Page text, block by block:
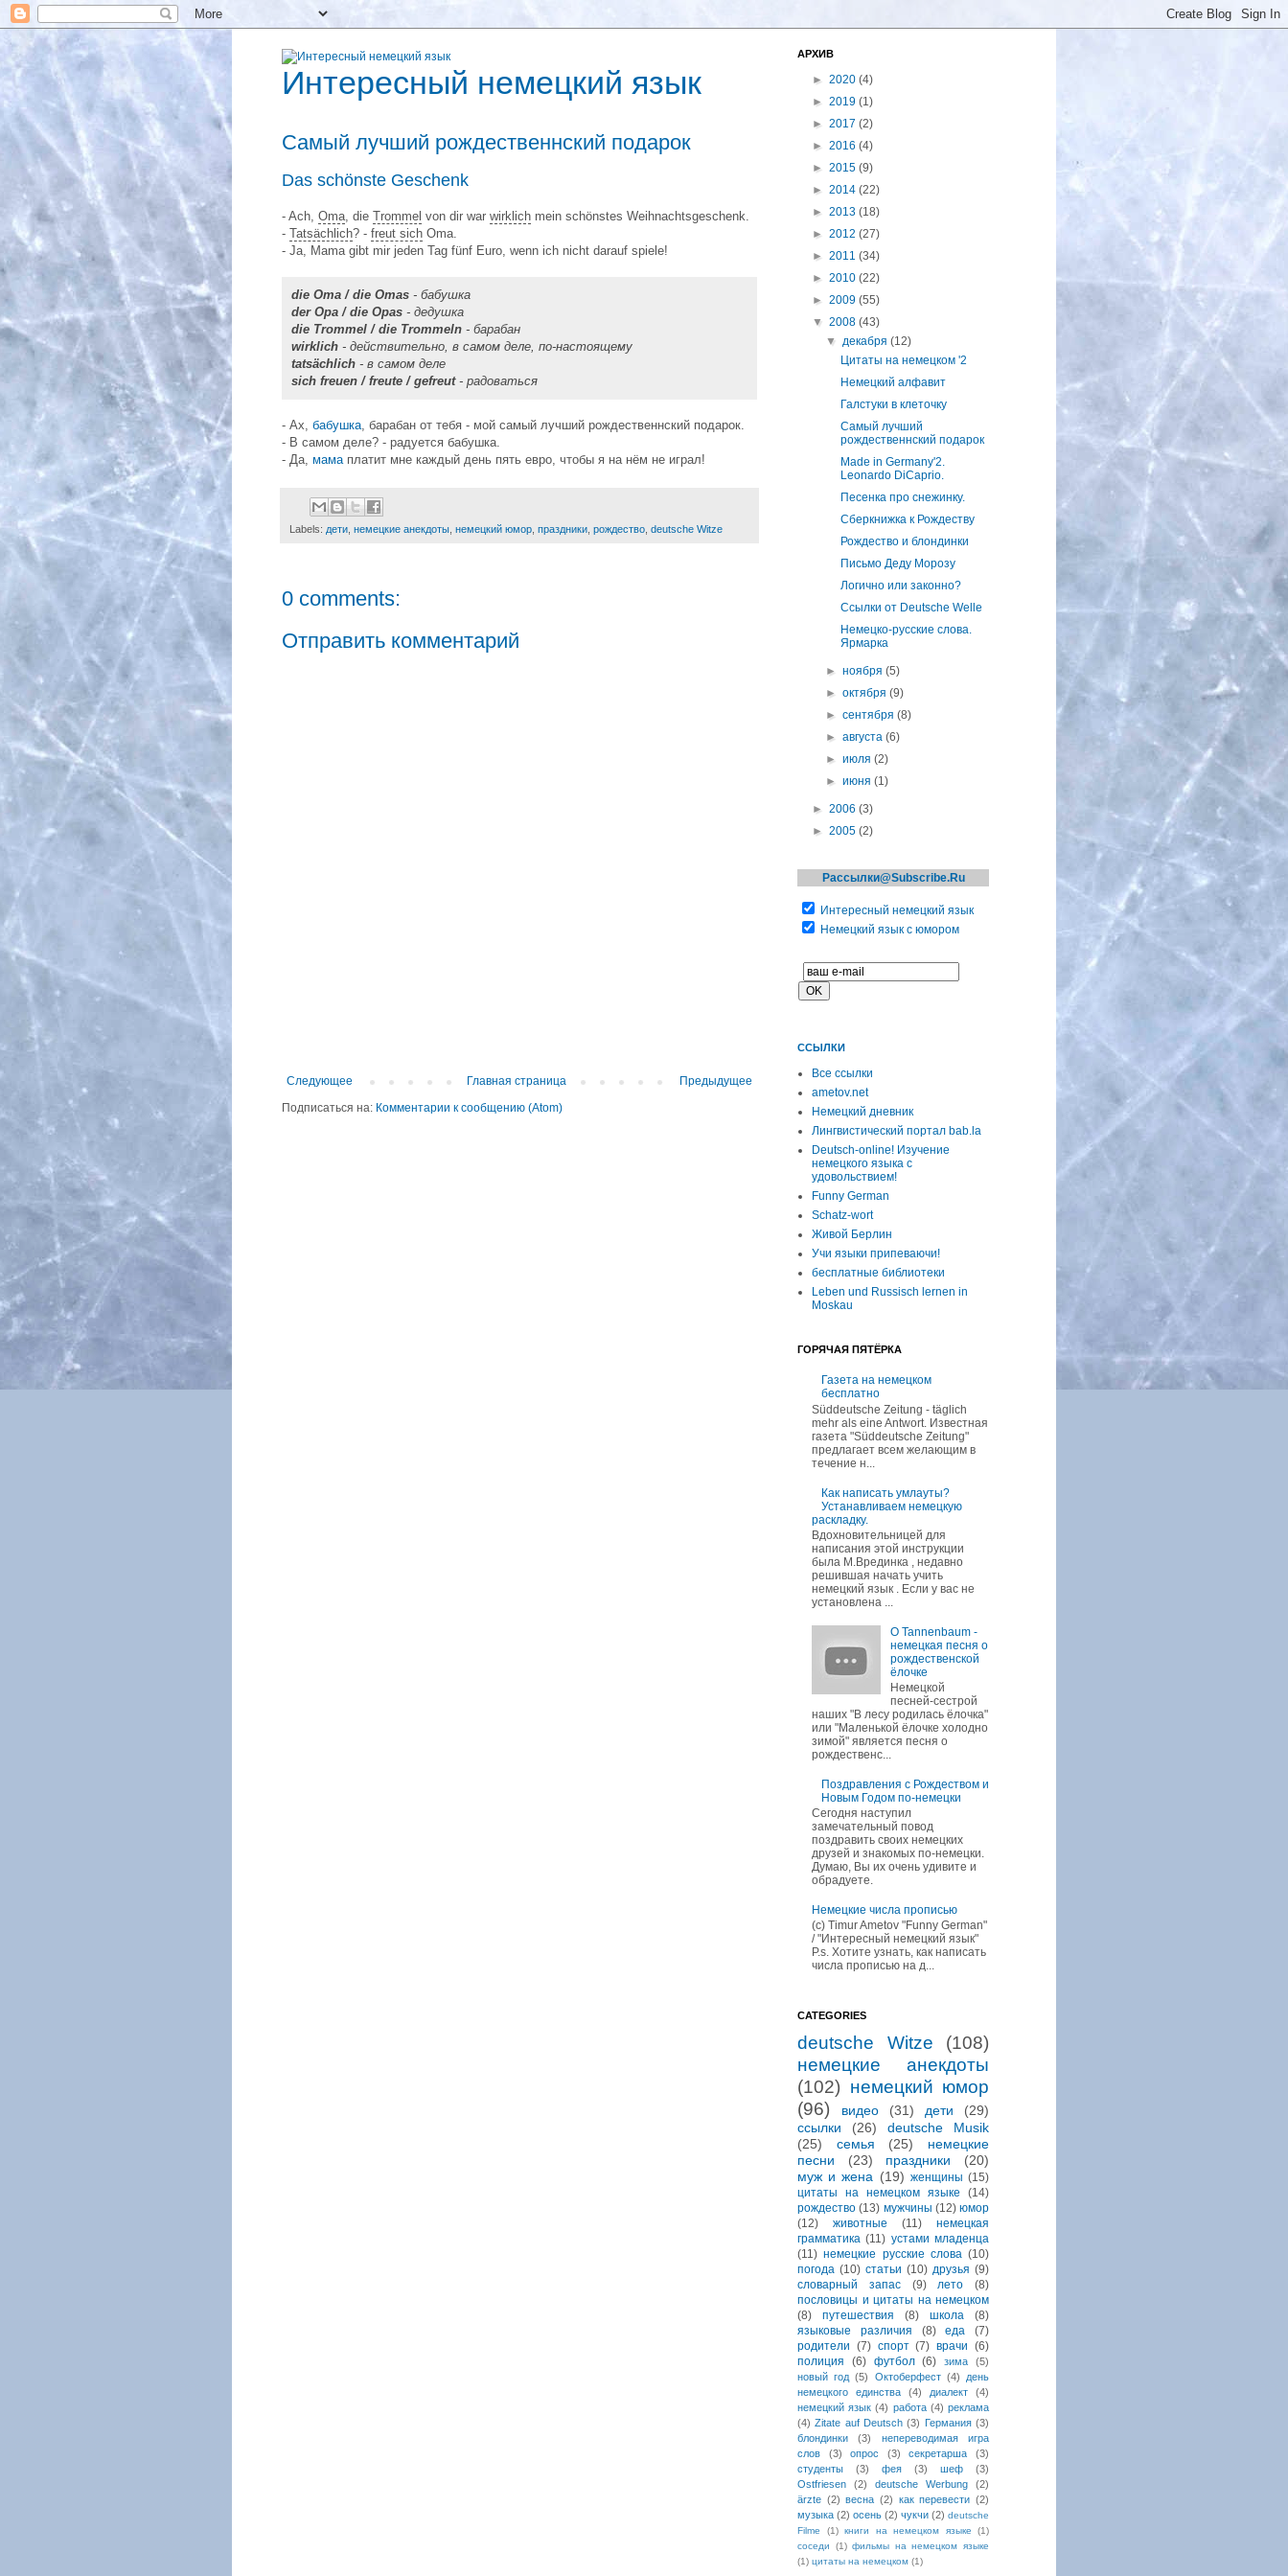
Интересный немецкий язык
Самый лучший рождественнский подарок
Das schönste Geschenk
- Ach, Oma, die Trommel von dir war wirklich mein schönstes Weihnachtsgeschenk.
- Tatsächlich? - freut sich Oma.
- Ja, Mama gibt mir jeden Tag fünf Euro, wenn ich nicht darauf spiele!
die Oma / die Omas - бабушка
der Opa / die Opas - дедушка
die Trommel / die Trommeln - барабан
wirklich - действительно, в самом деле, по-настоящему
tatsächlich - в самом деле
sich freuen / freute / gefreut- радоваться
- Ах, бабушка, барабан от тебя - мой самый лучший рождественнский подарок.
- В самом деле? - радуется бабушка.
- Да, мамаплатит мне каждый день пять евро, чтобы я на нём не играл!
Labels: дети, немецкие анекдоты, немецкий юмор, праздники, рождество, deutsche Witze
0 comments:
Отправить комментарий
Следующее Предыдущее
Главная страница
Подписаться на: Комментарии к сообщению (Atom)
АРХИВ
► 2020 (4)
► 2019 (1)
► 2017 (2)
► 2016 (4)
► 2015 (9)
► 2014 (22)
► 2013 (18)
► 2012 (27)
► 2011 (34)
► 2010 (22)
► 2009 (55)
▼ 2008 (43)
▼декабря(12)
Цитаты на немецком '2
Немецкий алфавит
Галстуки в клеточку
Самый лучший
рождественнский подарок
Made in Germany'2.
Leonardo DiCaprio.
Песенка про снежинку.
Сберкнижка к Рождеству
Рождество и блондинки
Письмо Деду Морозу
Логично или законно?
Ссылки от Deutsche Welle
Немецко-русские слова.
Ярмарка
►ноября(5)
►октября(9)
►сентября(8)
►августа(6)
►июля(2)
►июня(1)
► 2006 (3)
► 2005 (2)
Рассылки@Subscribe.Ru
Интересный немецкий язык
Немецкий язык с юмором
ССЫЛКИ
Все ссылки
ametov.net
Немецкий дневник
Лингвистический портал bab.la
Deutsch-online! Изучение
немецкого языка с
удовольствием!
Funny German
Schatz-wort
Живой Берлин
Учи языки припеваючи!
бесплатные библиотеки
Leben und Russisch lernen in
Moskau
ГОРЯЧАЯ ПЯТЁРКА
Газета на немецком
бесплатно
Süddeutsche Zeitung - täglich
mehr als eine Antwort. Известная
газета "Süddeutsche Zeitung"
предлагает всем желающим в
течение н...
Как написать умлауты?
Устанавливаем немецкую
раскладку.
Вдохновительницей для
написания этой инструкции
была М.Врединка , недавно
решившая начать учить
немецкий язык . Если у вас не
установлена ...
O Tannenbaum -
немецкая песня о
рождественской
ёлочке
Немецкой
песней-сестрой
наших "В лесу родилась ёлочка"
или "Маленькой ёлочке холодно
зимой" является песня о
рождественс...
Поздравления с Рождеством и
Новым Годом по-немецки
Сегодня наступил
замечательный повод
поздравить своих немецких
друзей и знакомых по-немецки.
Думаю, Вы их очень удивите и
обрадуете.
Немецкие числа прописью
(c) Timur Ametov "Funny German"
/ "Интересный немецкий язык"
P.s. Хотите узнать, как написать
числа прописью на д...
CATEGORIES
deutsche Witze
(108)
немецкие анекдоты
(102) немецкий юмор
(96)
видео (31) дети
(29)
ссылки
(26)
deutsche Musik
(25)
семья (25)
немецкие
песни
(23) праздники
(20)
муж и жена (19) женщины (15)
цитаты на немецком языке
(14)
рождество (13) мужчины (12) юмор
(12)
животные (11)
немецкая
грамматика (11) устами младенца
(11) немецкие русские слова (10)
погода (10) статьи (10) друзья (9)
словарный запас
(9) лето
(8)
пословицы и цитаты на немецком
(8)
путешествия (8) школа
(8)
языковые различия
(8) еда
(7)
родители (7) спорт (7) врачи (6)
полиция
(6) футбол (6) зима
(5)
новый год (5) Октоберфест (4)
день
немецкого единства
(4) диалект
(4)
немецкий язык (4) работа (4) реклама
(4) Zitate auf Deutsch (3) Германия (3)
блондинки
(3)
непереводимая игра
слов
(3) опрос (3) секретарша
(3)
студенты
(3) фея (3) шеф
(3)
Ostfriesen
(2) deutsche Werbung
(2)
ärzte (2) весна (2) как перевести (2)
музыка (2) осень (2) чукчи (2) deutsche
Filme
(1) книги на немецком языке
(1)
соседи
(1) фильмы на немецком языке
(1) цитаты на немецком (1)